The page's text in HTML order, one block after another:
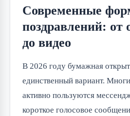
Современные
поздравлений: от
до видео
В 2026 году бумажная
единственный вариант.
активно пользуются
короткое голосовое